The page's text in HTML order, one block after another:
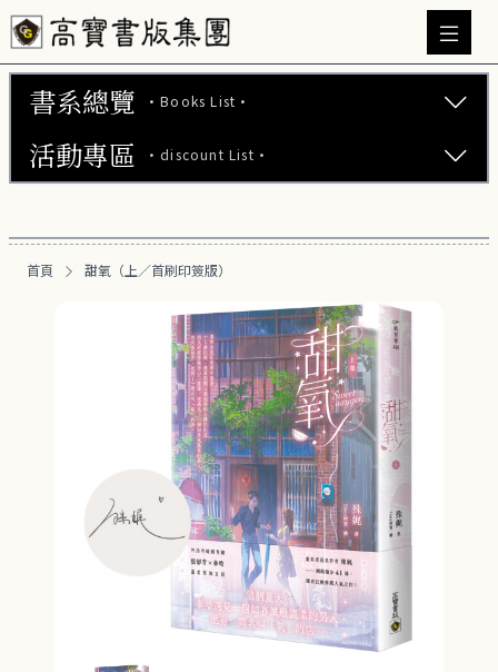
書系總覽 ·Books List·
文學小說 (737)
活動專區 ·discount List·
【2本7折】高寶小說系列全圖鑑書展
【2套7折】高寶小說系列全圖鑑書展
【66折】高寶小說系列全圖鑑書展
首頁 甜氧（上／首刷印簽版）